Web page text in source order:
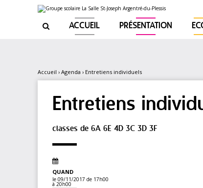
 ACCUEIL PRÉSENTATION
Accueil › Agenda › Entretiens individuels
Entretiens
classes de 6A 6E 4D 3C 3D 3F
QUAND
le 09/11/2017 de 17h00
à 20h00